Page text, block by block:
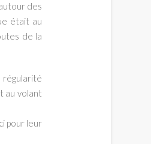
des
était au
de la
régularité
au volant
pour leur